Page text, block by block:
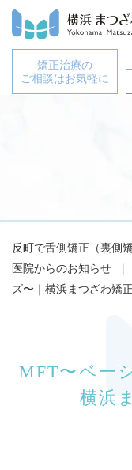
矯正治療の
ご相談はお気軽に
反町で舌側矯正（裏側
医院からのお知らせ
ズ〜｜横浜まつざわ矯
MFT〜ベー
横浜